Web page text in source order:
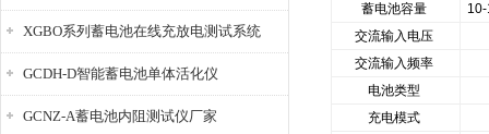
XGBO系列蓄电池在线充放电测试系统
GCDH-D智能蓄电池单体活化仪
GCNZ-A蓄电池内阻测试仪厂家
蓄电池容量
交流输入电压
交流输入频率
电池类型
充电模式